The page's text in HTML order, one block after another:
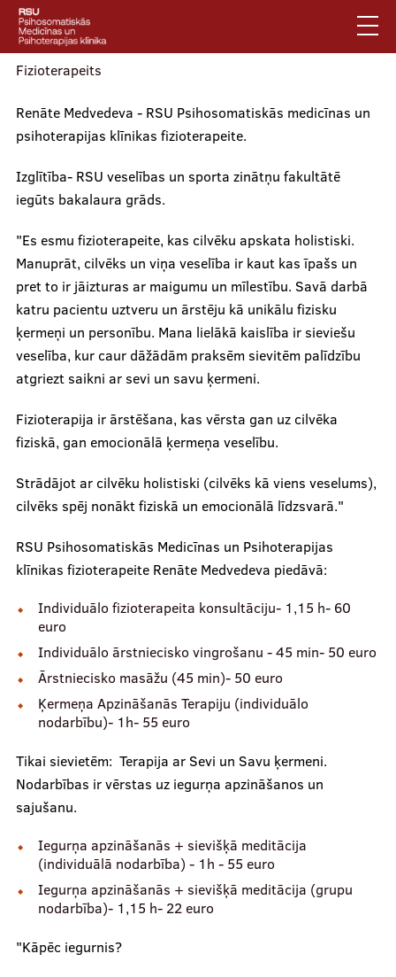
Pārlekt
galveno
saturu
English
Latviski
Mobile
augšējā
izvēlne
Privātuma politika
Piesakies jaunumiem
Mobile
galvenā
izvēlne
Par klīniku
Ārstniecības personām
Apmācības un kursi
Bālinta grupas
Fizioterapeits
Renāte Medvedeva - RSU Psihosomatiskās medicīnas un
psihoterapijas klīnikas fizioterapeite.
Izglītība- RSU veselības un sporta zinātņu fakultātē
iegūts bakalaura grāds.
"Es esmu fizioterapeite, kas cilvēku apskata holistiski.
Manuprāt, cilvēks un viņa veselība ir kaut kas īpašs un
pret to ir jāizturas ar maigumu un mīlestību. Savā darbā
katru pacientu uztveru un ārstēju kā unikālu fizisku
ķermeņi un personību. Mana lielākā kaislība ir sieviešu
veselība, kur caur dāžādām praksēm sievitēm palīdzību
atgriezt saikni ar sevi un savu ķermeni.
Fizioterapija ir ārstēšana, kas vērsta gan uz cilvēka
fiziskā, gan emocionālā ķermeņa veselību.
Strādājot ar cilvēku holistiski (cilvēks kā viens veselums),
cilvēks spēj nonākt fiziskā un emocionālā līdzsvarā."
RSU Psihosomatiskās Medicīnas un Psihoterapijas
klīnikas fizioterapeite Renāte Medvedeva piedāvā:
Individuālo fizioterapeita konsultāciju- 1,15 h- 60
euro
Individuālo ārstniecisko vingrošanu - 45 min- 50 euro
Ārstniecisko masāžu (45 min)- 50 euro
Ķermeņa Apzināšanās Terapiju (individuālo
nodarbību)- 1h- 55 euro
Tikai sievietēm: Terapija ar Sevi un Savu ķermeni.
Nodarbības ir vērstas uz iegurņa apzināšanos un
sajušanu.
Iegurņa apzināšanās + sievišķā meditācija
(individuālā nodarbība) - 1h - 55 euro
Iegurņa apzināšanās + sievišķā meditācija (grupu
nodarbība)- 1,15 h- 22 euro
"Kāpēc iegurnis?